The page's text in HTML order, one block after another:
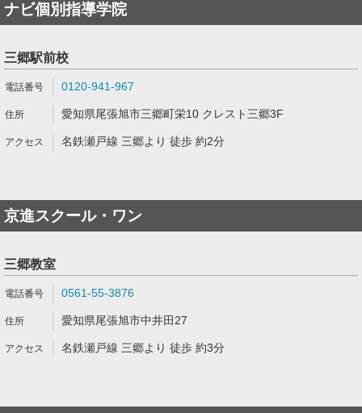
ナビ個別指導学院
三郷駅前校
0120-941-967
愛知県尾張旭市三郷町栄10 クレスト三郷3F
名鉄瀬戸線 三郷より 徒歩 約2分
京進スクール・ワン
三郷教室
0561-55-3876
愛知県尾張旭市中井田27
名鉄瀬戸線 三郷より 徒歩 約3分